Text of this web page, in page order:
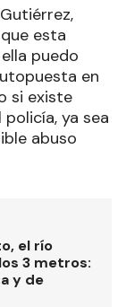
esta
puedo
en
si existe
ya sea
abuso
el río
3 metros:
y de